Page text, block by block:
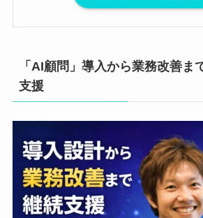
「AI顧問」導入から業務改善ま
支援